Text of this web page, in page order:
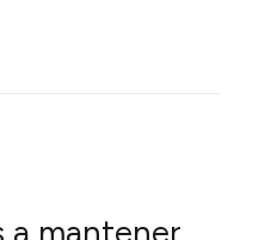
a mantener